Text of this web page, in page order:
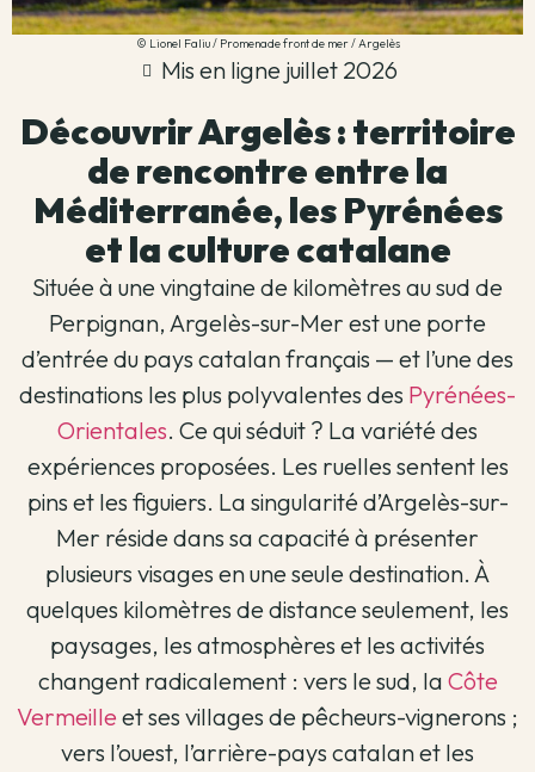
© Lionel Faliu / Promenade front de mer / Argelès
Mis en ligne juillet 2026
Découvrir Argelès : territoire
de rencontre entre la
Méditerranée, les Pyrénées
et la culture catalane
Située à une vingtaine de kilomètres au sud de
Perpignan, Argelès-sur-Mer est une porte
d’entrée du pays catalan français — et l’une des
destinations les plus polyvalentes des Pyrénées-
Orientales. Ce qui séduit ? La variété des
expériences proposées. Les ruelles sentent les
pins et les figuiers. La singularité d’Argelès-sur-
Mer réside dans sa capacité à présenter
plusieurs visages en une seule destination. À
quelques kilomètres de distance seulement, les
paysages, les atmosphères et les activités
changent radicalement : vers le sud, la Côte
Vermeille et ses villages de pêcheurs-vignerons ;
vers l’ouest, l’arrière-pays catalan et les